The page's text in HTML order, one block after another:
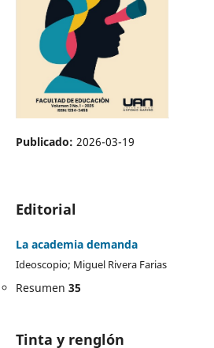
Publicado: 2026-03-19
Editorial
La academia demanda
Ideoscopio; Miguel Rivera Farias
Resumen 35
Tinta y renglón